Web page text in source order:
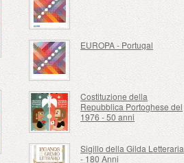
EUROPA - Portugal
Costituzione della
Repubblica Portoghese del
1976 - 50 anni
Sigillo della Gilda Letteraria
- 180 Anni